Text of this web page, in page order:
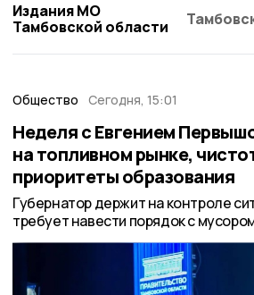
Издания МО
Тамбовской области
Общество Сегодня, 15:01
Неделя с Евгением
на топливном рынке,
приоритеты образования
Губернатор держит на контроле
требует навести порядок с